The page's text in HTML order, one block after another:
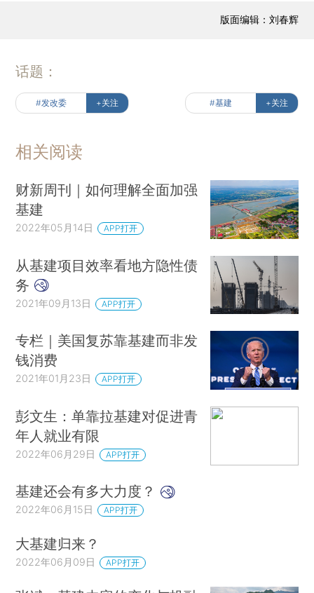
版面编辑：刘春辉
话题：
#发改委 +关注 #基建 +关注
相关阅读
财新周刊｜如何理解全面加强
基建
2022年05月14日 APP打开
从基建项目效率看地方隐性债
务
2021年09月13日 APP打开
专栏｜美国复苏靠基建而非发
钱消费
2021年01月23日 APP打开
彭文生：单靠拉基建对促进青
年人就业有限
2022年06月29日 APP打开
基建还会有多大力度？
2022年06月15日 APP打开
大基建归来？
2022年06月09日 APP打开